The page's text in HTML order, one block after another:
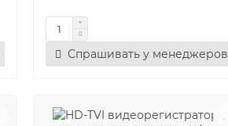
Спрашивать у менеджеров